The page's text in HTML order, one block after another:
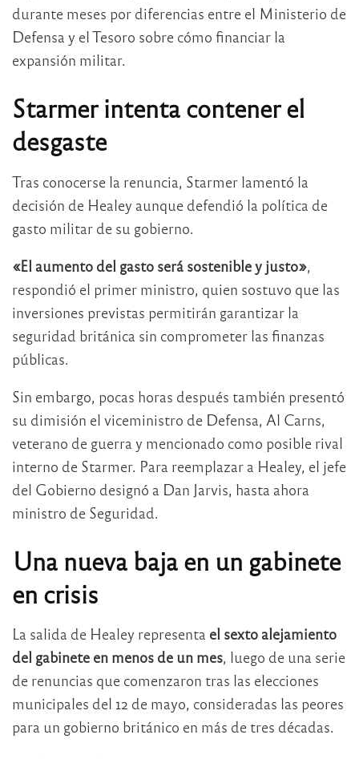
durante meses por diferencias entre el Ministerio de
Defensa y el Tesoro sobre cómo financiar la
expansión militar.
Starmer intenta contener el
desgaste
Tras conocerse la renuncia, Starmer lamentó la
decisión de Healey aunque defendió la política de
gasto militar de su gobierno.
«El aumento del gasto será sostenible y justo»,
respondió el primer ministro, quien sostuvo que las
inversiones previstas permitirán garantizar la
seguridad británica sin comprometer las finanzas
públicas.
Sin embargo, pocas horas después también presentó
su dimisión el viceministro de Defensa, Al Carns,
veterano de guerra y mencionado como posible rival
interno de Starmer. Para reemplazar a Healey, el jefe
del Gobierno designó a Dan Jarvis, hasta ahora
ministro de Seguridad.
Una nueva baja en un gabinete
en crisis
La salida de Healey representa el sexto alejamiento
del gabinete en menos de un mes, luego de una serie
de renuncias que comenzaron tras las elecciones
municipales del 12 de mayo, consideradas las peores
para un gobierno británico en más de tres décadas.